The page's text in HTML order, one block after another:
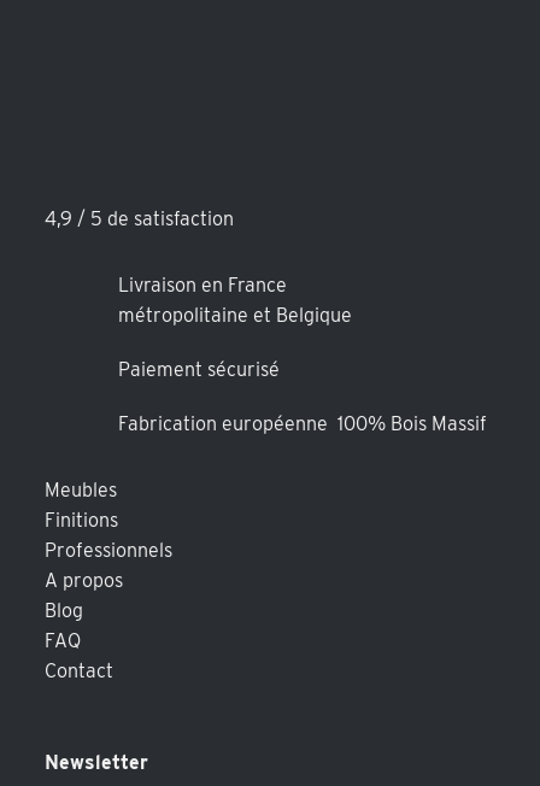
4,9 / 5 de satisfaction
Livraison en France
métropolitaine et Belgique
Paiement sécurisé
Fabrication européenne 100% Bois Massif
Meubles
Finitions
Professionnels
A propos
Blog
FAQ
Contact
Newsletter